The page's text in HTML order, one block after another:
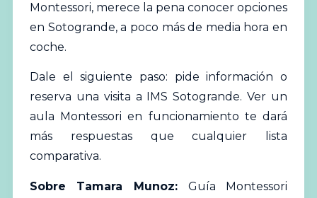
Montessori, merece la pena conocer opciones
en Sotogrande, a poco más de media hora en
coche.
Dale el siguiente paso: pide información o
reserva una visita a IMS Sotogrande. Ver un
aula Montessori en funcionamiento te dará
más respuestas que cualquier lista
comparativa.
Sobre Tamara Munoz: Guía Montessori